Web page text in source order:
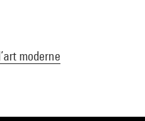
moderne